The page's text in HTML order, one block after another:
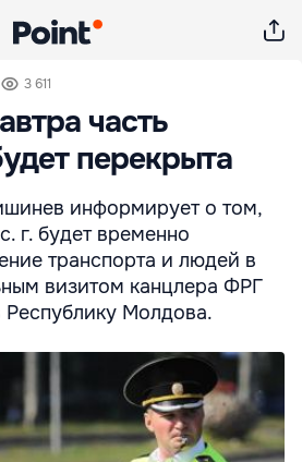
3 611
часть
перекрыта
информирует о том,
г. будет временно
транспорта и людей в
визитом канцлера ФРГ
Молдова.